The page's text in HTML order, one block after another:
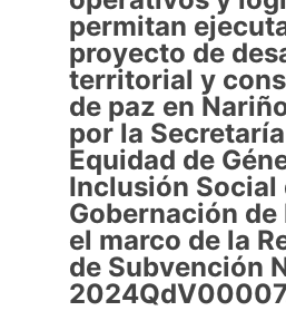
permitan
proyecto de
territorial y
de paz en
por la
Equidad de
Inclusión Social
Gobernación de
el marco de la
de Subvención